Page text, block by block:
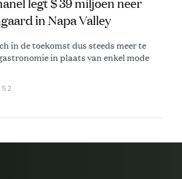
legt $ 39 miljoen neer
in Napa Valley
in de toekomst dus steeds meer te
in plaats van enkel mode